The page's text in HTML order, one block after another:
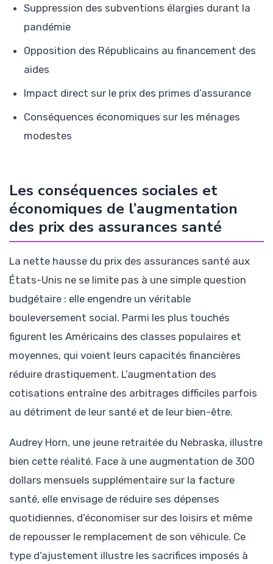
Suppression des subventions élargies durant la
pandémie
Opposition des Républicains au financement des
aides
Impact direct sur le prix des primes d’assurance
Conséquences économiques sur les ménages
modestes
Les conséquences sociales et
économiques de l’augmentation
des prix des assurances santé
La nette hausse du prix des assurances santé aux
États-Unis ne se limite pas à une simple question
budgétaire : elle engendre un véritable
bouleversement social. Parmi les plus touchés
figurent les Américains des classes populaires et
moyennes, qui voient leurs capacités financières
réduire drastiquement. L’augmentation des
cotisations entraîne des arbitrages difficiles parfois
au détriment de leur santé et de leur bien-être.
Audrey Horn, une jeune retraitée du Nebraska, illustre
bien cette réalité. Face à une augmentation de 300
dollars mensuels supplémentaire sur la facture
santé, elle envisage de réduire ses dépenses
quotidiennes, d’économiser sur des loisirs et même
de repousser le remplacement de son véhicule. Ce
type d’ajustement illustre les sacrifices imposés à